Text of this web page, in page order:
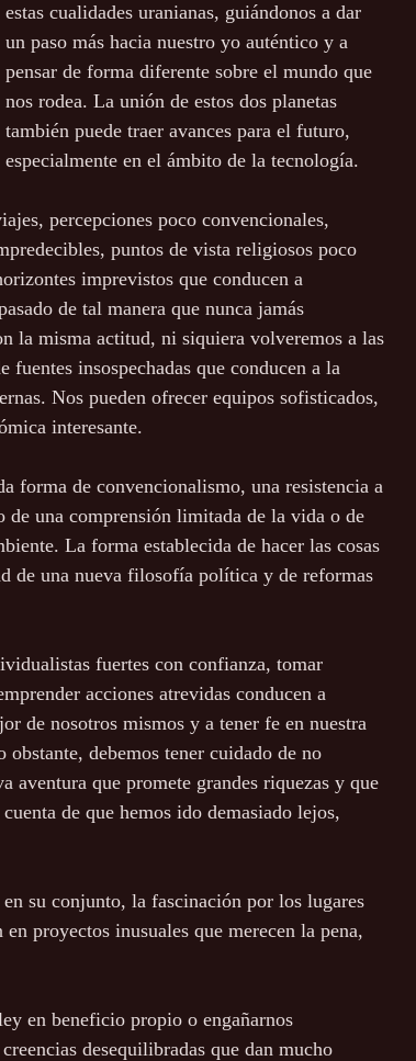
estas cualidades uranianas, guiándonos a dar
un paso más hacia nuestro yo auténtico y a
pensar de forma diferente sobre el mundo que
nos rodea. La unión de estos dos planetas
también puede traer avances para el futuro,
especialmente en el ámbito de la tecnología.
percepciones poco convencionales,
puntos de vista religiosos poco
imprevistos que conducen a
de tal manera que nunca jamás
la misma actitud, ni siquiera volveremos a las
insospechadas que conducen a la
Nos pueden ofrecer equipos sofisticados,
interesante.
forma de convencionalismo, una resistencia a
una comprensión limitada de la vida o de
La forma establecida de hacer las cosas
de una nueva filosofía política y de reformas
fuertes con confianza, tomar
acciones atrevidas conducen a
de nosotros mismos y a tener fe en nuestra
debemos tener cuidado de no
aventura que promete grandes riquezas y que
de que hemos ido demasiado lejos,
su conjunto, la fascinación por los lugares
proyectos inusuales que merecen la pena,
en beneficio propio o engañarnos
desequilibradas que dan mucho